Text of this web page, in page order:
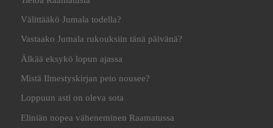
Välittääkö Jumala todella?
Vastaako Jumala rukouksiin tänä päivänä?
Älkää eksykö lopun ajassa
Mistä Ilmestyskirjan peto nousee?
Loppuun asti on oleva sota
Eliniän nopea väheneminen Raamatussa